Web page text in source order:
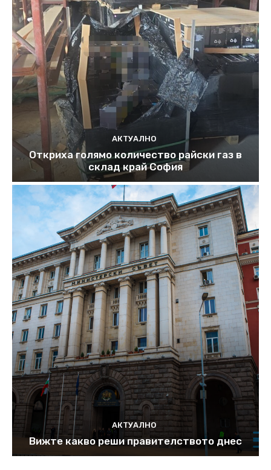
АКТУАЛНО
Откриха голямо количество райски газ в
склад край София
АКТУАЛНО
Вижте какво реши правителството днес